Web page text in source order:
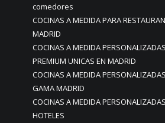
comedores
COCINAS A MEDIDA PARA
MADRID
COCINAS A MEDIDA
PREMIUM UNICAS EN MADRID
COCINAS A MEDIDA
GAMA MADRID
COCINAS A MEDIDA
HOTELES